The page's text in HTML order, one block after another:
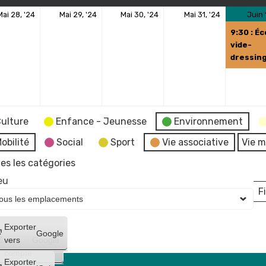
28, '24 Mai 29, '24 Mai 30, '24 Mai 31, '24
mai
2024
Juin
9:30 :
vide-
dressing
Enfance - Jeunesse Environnement
Social Sport Vie associative
Vie
les catégories
Créer
un
compte
Google
Exporter
vers
Google
Exporter